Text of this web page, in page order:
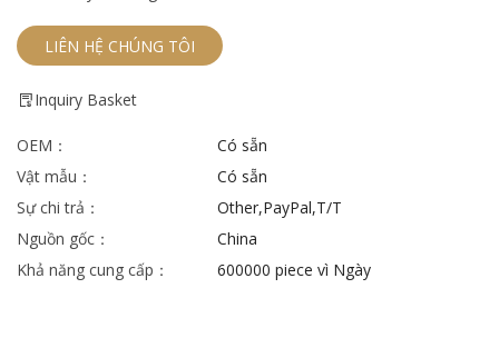
LIÊN HỆ CHÚNG TÔI
Inquiry Basket
OEM：
Có sẵn
Vật mẫu：
Có sẵn
Sự chi trả：
Other,PayPal,T/T
Nguồn gốc：
China
Khả năng cung cấp：
600000 piece vì Ngày